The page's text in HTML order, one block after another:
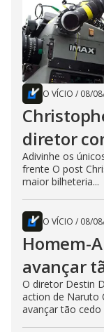
O VÍCIO / 08/
diretor
Adivinhe os
frente O post
maior bilheteria...
O VÍCIO / 08/
Homem-
avançar
O diretor Destin
action de Naruto
avançar tão cedo